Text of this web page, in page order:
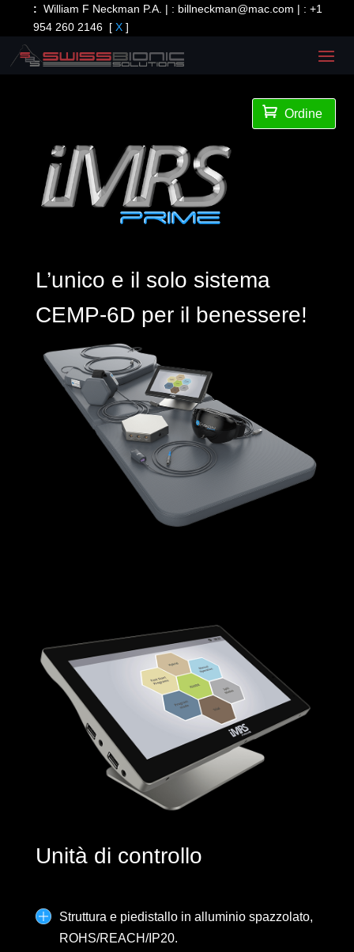
:William F Neckman P.A. | : billneckman@mac.com | :+1
954 260 2146 [X ]
 Ordine
L’unico e il solo sistema
CEMP-6D per il benessere!
Unità di controllo
Struttura e piedistallo in alluminio spazzolato,
ROHS/REACH/IP20.